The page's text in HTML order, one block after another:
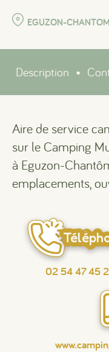
EGUZON-
Description •
Aire de service
sur le Camping
à Eguzon-
emplacements,
02 54 47 45